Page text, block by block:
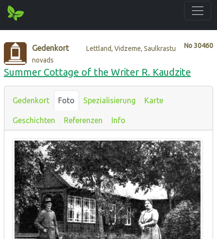
No30460
Gedenkort
Lettland, Vidzeme, Saulkrastu
novads
Summer Cottage of the Writer R. Kaudzite
Gedenkort Foto Spezialisierung Karte
Geschichten Referenzen Info